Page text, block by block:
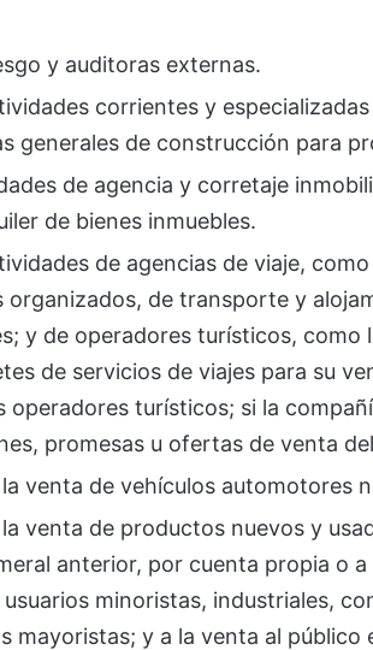
y auditoras externas.
corrientes y
generales de construcción para
de agencia y corretaje
de bienes inmuebles.
de agencias de viaje,
organizados, de transporte y
y de operadores turísticos, como
de servicios de viajes para su
operadores turísticos; si la
promesas u ofertas de venta
venta de vehículos automotores
venta de productos nuevos y
anterior, por cuenta propia o
minoristas, industriales,
mayoristas; y a la venta al público